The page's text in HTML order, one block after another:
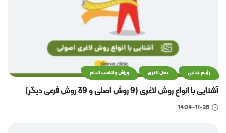
رژیم غذایی عمل لاغری ورزش و تناسب اندام
آشنایی با انواع روش لاغری (9 روش اصلی و 39 روش فرعی دیگر)
1404-11-28